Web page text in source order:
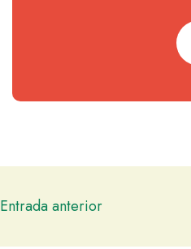
Entrada anterior